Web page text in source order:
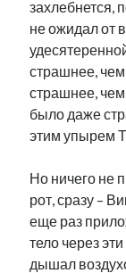
захлебнется,
не ожидал от
страшнее, чем
страшнее, чем
было даже
этим упырем
Но ничего не
рот, сразу –
еще раз
тело через
дышал